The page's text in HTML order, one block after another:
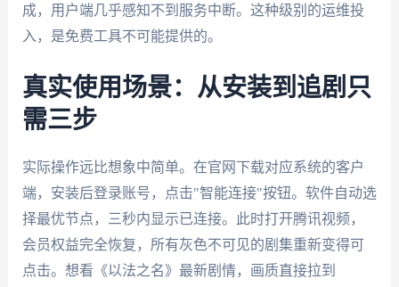
成，用户端几乎感知不到服务中断。这种级别的运维投
入，是免费工具不可能提供的。
真实使用场景：从安装到追剧只
需三步
实际操作远比想象中简单。在官网下载对应系统的客户
端，安装后登录账号，点击"智能连接"按钮。软件自动选
择最优节点，三秒内显示已连接。此时打开腾讯视频，
会员权益完全恢复，所有灰色不可见的剧集重新变得可
点击。想看《以法之名》最新剧情，画质直接拉到